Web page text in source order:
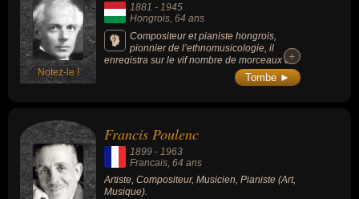
Notez-le !
1881 - 1945
Hongrois , 64 ans
Compositeur et pianiste hongrois,
pionnier de l’ethnomusicologie, il
enregistra sur le vif nombre de morceaux de
musique folklorique d’Europe de l'Est. Il est
influencé à ses débuts par Richard Strauss,
slaves l'oriente vers un nouveau style très
personnel où sont intégrées les découvertes
de Stravinsky et Schönberg.
+
+
Tombe ►
Francis Poulenc
1899 - 1963
Francais, 64 ans
Artiste, Compositeur, Musicien, Pianiste (Art,
Musique).